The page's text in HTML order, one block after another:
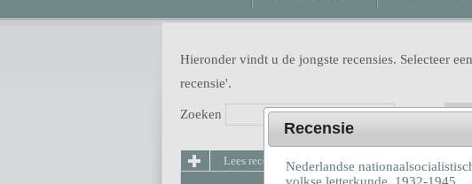
Hieronder vindt u de jongste recensies. Selecteer
recensie'.
Zoeken Genre
Lees recensie
Recensie
Nederlandse